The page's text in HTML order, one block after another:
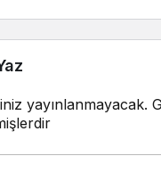
yayınlanmayacak.